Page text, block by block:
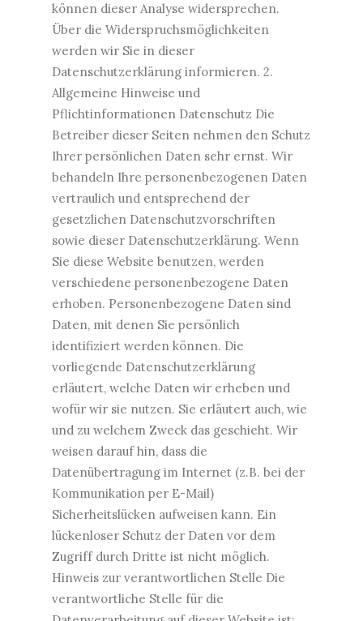
können dieser Analyse widersprechen.
Über die Widerspruchsmöglichkeiten
werden wir Sie in dieser
Datenschutzerklärung informieren. 2.
Allgemeine Hinweise und
Pflichtinformationen Datenschutz Die
Betreiber dieser Seiten nehmen den Schutz
Ihrer persönlichen Daten sehr ernst. Wir
behandeln Ihre personenbezogenen Daten
vertraulich und entsprechend der
gesetzlichen Datenschutzvorschriften
sowie dieser Datenschutzerklärung. Wenn
Sie diese Website benutzen, werden
verschiedene personenbezogene Daten
erhoben. Personenbezogene Daten sind
Daten, mit denen Sie persönlich
identifiziert werden können. Die
vorliegende Datenschutzerklärung
erläutert, welche Daten wir erheben und
wofür wir sie nutzen. Sie erläutert auch, wie
und zu welchem Zweck das geschieht. Wir
weisen darauf hin, dass die
Datenübertragung im Internet (z.B. bei der
Kommunikation per E-Mail)
Sicherheitslücken aufweisen kann. Ein
lückenloser Schutz der Daten vor dem
Zugriff durch Dritte ist nicht möglich.
Hinweis zur verantwortlichen Stelle Die
verantwortliche Stelle für die